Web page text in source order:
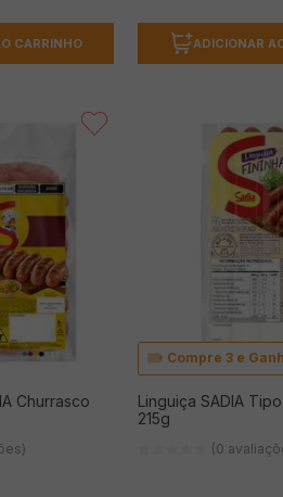
CARRINHO ADICIONAR
Churrasco
Compre 3 e
Linguiça SADIA
215g
(0